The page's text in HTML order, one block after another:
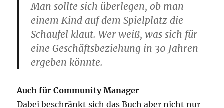
Man sollte sich überlegen, ob man
einem Kind auf dem Spielplatz die
Schaufel klaut. Wer weiß, was sich für
eine Geschäftsbeziehung in 30 Jahren
ergeben könnte.
Auch für Community Manager
Dabei beschränkt sich das Buch aber nicht nur